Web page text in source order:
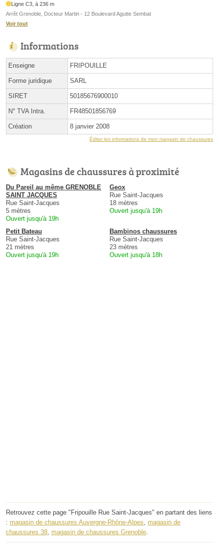
Ligne C3, à 236 m
Arrêt Grenoble, Docteur Martin - 12 Boulevard Agutte Sembat
Voir tout
Informations
Enseigne FRIPOUILLE
Forme juridique SARL
SIRET 50185676900010
N° TVA Intra. FR48501856769
Création 8 janvier 2008
Éditer les informations de mon magasin de chaussures
Magasins de chaussures à proximité
Du Pareil au même GRENOBLE
SAINT JACQUES
Rue Saint-Jacques
5 mètres
Ouvert jusqu'à 19h
Geox
Rue Saint-Jacques
18 mètres
Ouvert jusqu'à 19h
Petit Bateau
Rue Saint-Jacques
21 mètres
Ouvert jusqu'à 19h
Bambinos chaussures
Rue Saint-Jacques
23 mètres
Ouvert jusqu'à 18h
Retrouvez cette page "Fripouille Rue Saint-Jacques" en partant des liens
: magasin de chaussures Auvergne-Rhône-Alpes
magasin de
chaussures 38 magasin de chaussures Grenoble